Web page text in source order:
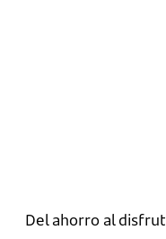
Del ahorro al